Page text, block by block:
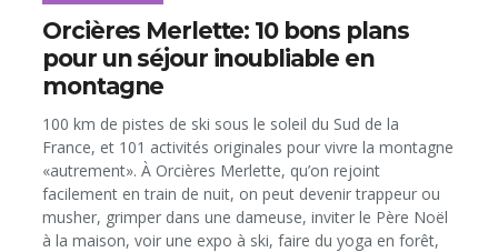
Orcières Merlette: 10 bons plans
pour un séjour inoubliable en
montagne
100 km de pistes de ski sous le soleil du Sud de la
France, et 101 activités originales pour vivre la montagne
«autrement». À Orcières Merlette, qu’on rejoint
facilement en train de nuit, on peut devenir trappeur ou
musher, grimper dans une dameuse, inviter le Père Noël
à la maison, voir une expo à ski, faire du yoga en forêt,